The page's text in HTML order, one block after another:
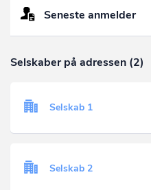
Seneste anmelder
Selskaber på adressen (2)
Selskab 1
Selskab 2